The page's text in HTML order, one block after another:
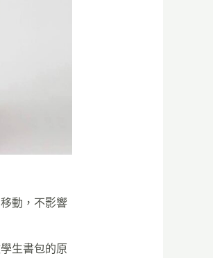
動，不影響
生書包的原